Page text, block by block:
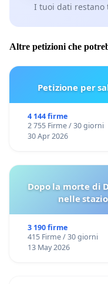
I tuoi dati restano
Altre petizioni che
Petizione per
4 144 firme
2 755 Firme / 30 giorni
30 Apr 2026
Dopo la morte di
nelle
3 190 firme
415 Firme / 30 giorni
13 May 2026